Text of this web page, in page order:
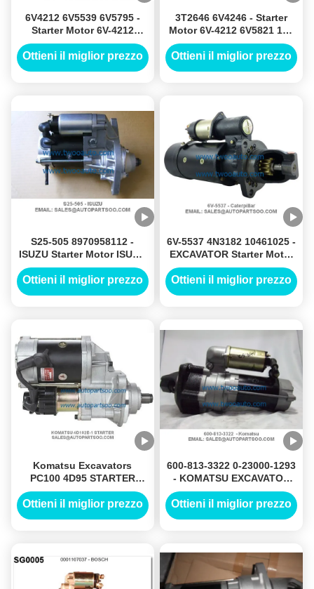
6V4212 6V5539 6V5795 -
Starter Motor 6V-4212
6V5821 12V 12T
Ottieni il miglior prezzo
3T2646 6V4246 - Starter
Motor 6V-4212 6V5821 12V
11T
Ottieni il miglior prezzo
S25-505 8970958112 -
ISUZU Starter Motor ISUZU
4HF1 4HG1 4HJ1 Starter
24V
Ottieni il miglior prezzo
6V-5537 4N3182 10461025 -
EXCAVATOR Starter Motor
42MT 24V 7.5KW 11T
Ottieni il miglior prezzo
Komatsu Excavators
PC100 4D95 STARTER
MOTOR Komatsu 600-813-
4420 0-23000-1750
Ottieni il miglior prezzo
600-813-3322 0-23000-1293
- KOMATSU EXCAVATOR
Starter Motor 24V 11T
5.5KW
Ottieni il miglior prezzo